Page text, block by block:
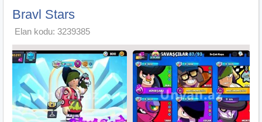
Bravl Stars
Elan kodu: 3239385